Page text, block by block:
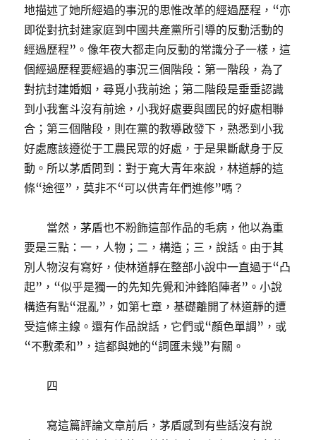
地描述了她所經過的事況的思惟改革的經過歷程，“亦
即從對抗封建家庭到中國共產黨所引導的反動活動的
經過歷程”。像年夜大都走向反動的常識分子一樣，這
個經過歷程要經過的事況三個階段：第一階段，為了
對抗封建婚姻，尋覓小我前途；第二階段是垂垂認識
到小我奮斗沒有前途，小我好處要與國民的好處相聯
合；第三個階段，則在黨的教導啟發下，熟悉到小我
好處應該遵從于工農民眾的好處，于是果斷獻身于反
動。所以茅盾問到：對于寬大青年來說，林道靜的這
條“途徑”，莫非不“可以供青年們進修”嗎？
當然，茅盾也不粉飾這部作品的毛病，他以為重
要是三點：一，人物；二，構造；三，說話。由于其
別人物沒有寫好，使林道靜在整部小說中一直過于“凸
起”，“似乎是獨一的先知先覺和沖鋒陷陣者”。小說
構造有點“混亂”，如第七章，基礎離開了林道靜的遭
受這條主線。還有作品說話，它們或“顏色單調”，或
“不敷柔和”，這都與她的“詞匯未幾”有關。
四
寫這篇評論文章前后，茅盾感到有些話沒有說